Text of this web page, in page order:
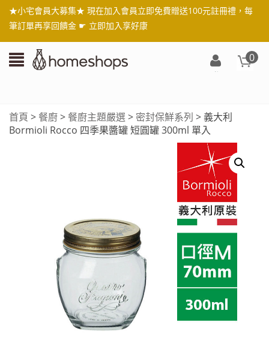
★小宅會員大募集★ 現在加入會員立即免費贈送100元註冊禮，每
筆訂單再享回饋金 ☛ 立即加入享好康
0
冊
首頁 > 餐廚> 餐廚主題嚴選> 密封保鮮系列 > 義大利
Bormioli Rocco 四季果醬罐 短圓罐 300ml 單入